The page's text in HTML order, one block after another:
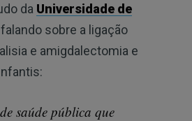
da Universidade de
sobre a ligação
e amigdalectomia e
saúde pública que